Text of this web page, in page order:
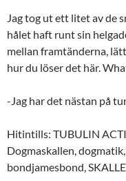
Jag tog ut ett litet av de
hålet haft runt sin
mellan framtänderna,
hur du löser det här.
-Jag har det nästan på
Hitintills: TUBULIN
Dogmaskallen, dogmatik,
bondjamesbond,